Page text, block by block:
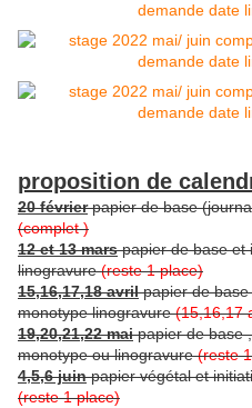
proposition de
20 févrierpapier de base
(complet )
12 et 13 marspapier de base et
linogravure(reste 1 place)
15,16,17,18 avrilpapier de base
monotype linogravure(15,16,17
19,20,21,22 maipapier de base
monotype ou linogravure(reste
4,5,6 juinpapier végétal et
(reste 1 place)